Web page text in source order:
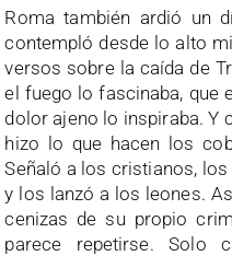
Roma también ardió un
contempló desde lo alto
versos sobre la caída de
el fuego lo fascinaba, que
dolor ajeno lo inspiraba. Y
hizo lo que hacen los
Señaló a los cristianos,
y los lanzó a los leones.
cenizas de su propio
parece repetirse. Solo